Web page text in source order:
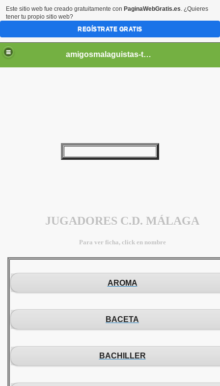
amigosmalaguistas-temporadas
JUGADORES C.D. MÁLAGA
Para ver ficha, click en nombre
AROMA
BACETA
BACHILLER
Este sitio web fue creado gratuitamente con PaginaWebGratis.es. ¿Quieres
tener tu propio sitio web?
REGÍSTRATE GRATIS